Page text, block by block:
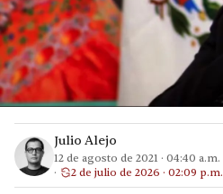
Julio Alejo
12 de agosto de 2021 · 04:40 a.m.
2 de julio de 2026 · 02:09 p.m.